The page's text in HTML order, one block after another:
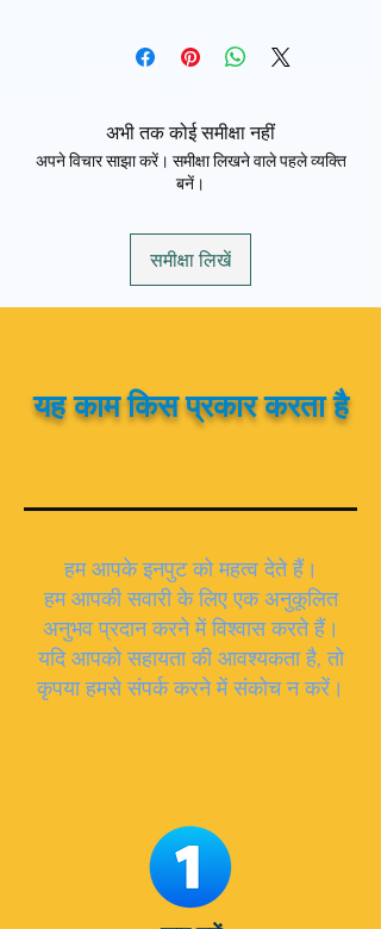
Min KM
250 km/Per
Driver Allowance ₹500 per Day
अभी तक कोई समीक्षा नहीं
अपने विचार साझा करें। समीक्षा लिखने वाले पहले व्यक्ति
बनें।
समीक्षा लिखें
यह काम किस प्रकार करता है
हम आपके इनपुट को महत्व देते हैं।
हम आपकी सवारी के लिए एक अनुकूलित
अनुभव प्रदान करने में विश्वास करते हैं।
यदि आपको सहायता की आवश्यकता है, तो
कृपया हमसे संपर्क करने में संकोच न करें।